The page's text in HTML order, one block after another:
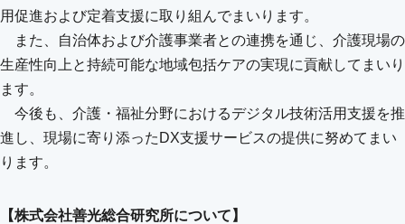
用促進および定着支援に取り組んでまいります。
また、自治体および介護事業者との連携を通じ、介護現場の
生産性向上と持続可能な地域包括ケアの実現に貢献してまいり
ます。
今後も、介護・福祉分野におけるデジタル技術活用支援を推
進し、現場に寄り添ったDX支援サービスの提供に努めてまい
ります。
【株式会社善光総合研究所について】